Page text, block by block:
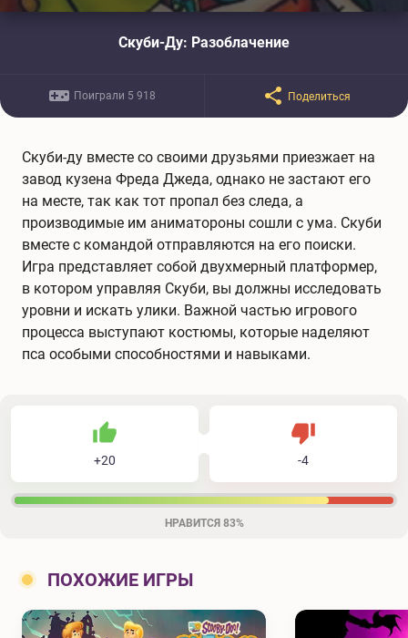
Скуби-Ду: Разоблачение
Поиграли 5 918 Поделиться
Скуби-ду вместе со своими друзьями приезжает на
завод кузена Фреда Джеда, однако не застают его
на месте, так как тот пропал без следа, а
производимые им аниматороны сошли с ума. Скуби
вместе с командой отправляются на его поиски.
Игра представляет собой двухмерный платформер,
в котором управляя Скуби, вы должны исследовать
уровни и искать улики. Важной частью игрового
процесса выступают костюмы, которые наделяют
пса особыми способностями и навыками.
+20
Нравится
-4Не нравится
НРАВИТСЯ 83%
ПОХОЖИЕ ИГРЫ